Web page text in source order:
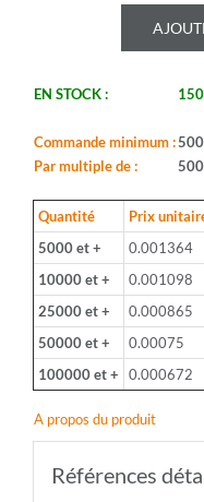
-
1%
-
Tol.:
1%
-
1/
S
-
EN STOCK :
Commande minimum :
Par multiple de :
Quantité Prix
5000 et +
0.001364
10000 et +
0.001098
25000 et +
0.000865
50000 et +
0.00075
100000 et +
0.000672
A propos du produit
Références